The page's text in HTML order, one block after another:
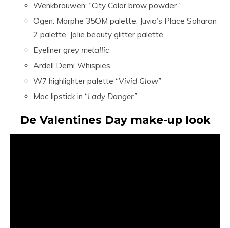
Wenkbrauwen: “City Color brow powder”
Ogen: Morphe 35OM palette, Juvia’s Place Saharan
2 palette, Jolie beauty glitter palette.
Eyeliner grey metallic
Ardell Demi Whispies
W7 highlighter palette “Vivid Glow”
Mac lipstick in “Lady Danger”
De Valentines Day make-up look